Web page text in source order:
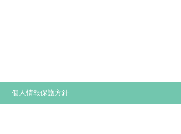
個人情報保護方針